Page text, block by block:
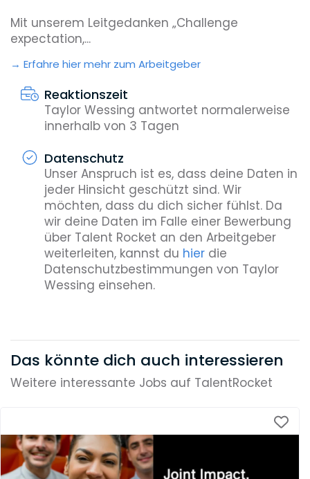
Mit unserem Leitgedanken „Challenge
expectation,...
Erfahre hier mehr zum Arbeitgeber
Reaktionszeit
Taylor Wessing antwortet normalerweise
innerhalb von 3 Tagen
Datenschutz
Unser Anspruch ist es, dass deine Daten in
jeder Hinsicht geschützt sind. Wir
möchten, dass du dich sicher fühlst. Da
wir deine Daten im Falle einer Bewerbung
über Talent Rocket an den Arbeitgeber
weiterleiten, kannst du hierdie
Datenschutzbestimmungen von Taylor
Wessing einsehen.
Das könnte dich auch interessieren
Weitere interessante Jobs auf TalentRocket